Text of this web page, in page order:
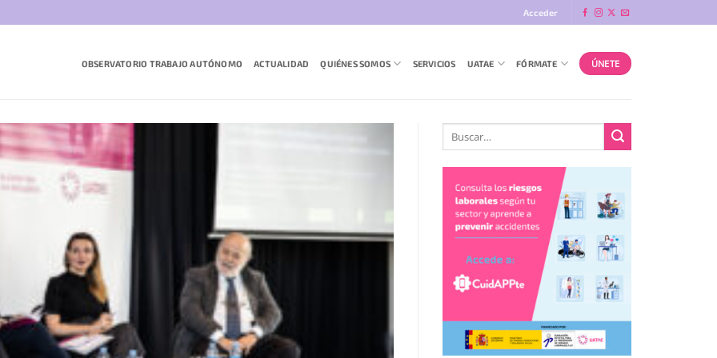
Acceder
OBSERVATORIO TRABAJO AUTÓNOMO ACTUALIDAD QUIÉNES SOMOS SERVICIOS UATAE FÓRMATE ÚNETE